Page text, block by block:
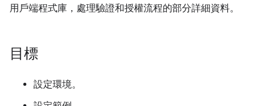
用戶端程式庫，處理驗證和授權流程的部分詳細資料。
目標
設定環境。